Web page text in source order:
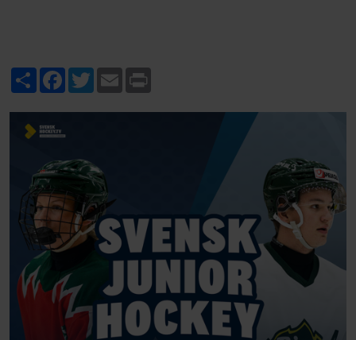
ShareFacebook
TwitterEmail